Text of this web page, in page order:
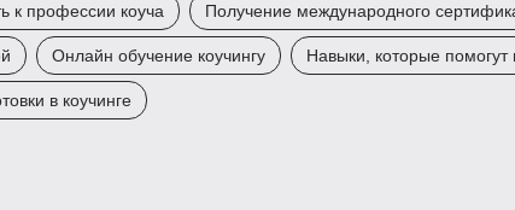
к профессии коуча Получение международного
Онлайн обучение коучингу Навыки, которые помогут
в коучинге